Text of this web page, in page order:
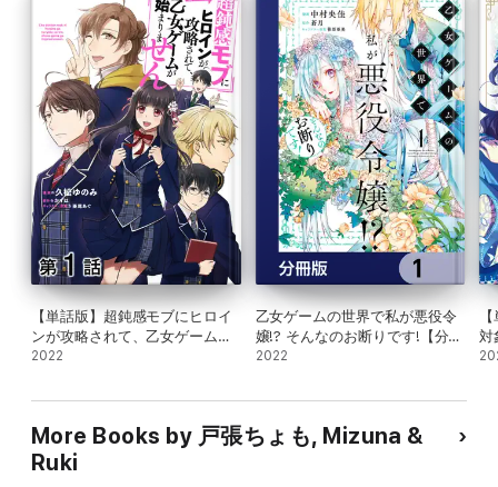
【単話版】超鈍感モブにヒロイ
ンが攻略されて、乙女ゲームが
始まりません@COMIC 第1話
2022
乙女ゲームの世界で私が悪役令
嬢!? そんなのお断りです!【分冊
版】 1
2022
対
More Books by 戸張ちょも, Mizuna &
Ruki